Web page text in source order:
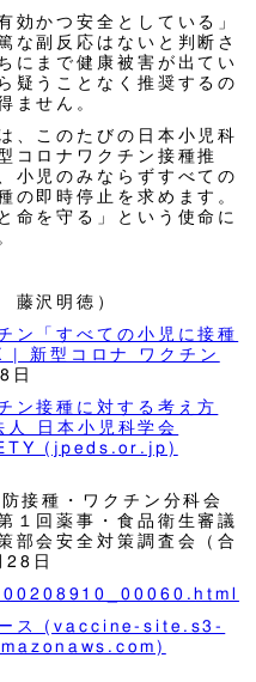
効かつ安全としている」
な副反応はないと判断さ
にまで健康被害が出てい
疑うことなく推奨するの
ません。
、このたびの日本小児科
コロナワクチン接種推
小児のみならずすべての
の即時停止を求めます。
命を守る」という使命に
藤沢明徳）
ン「すべての小児に接種
| 新型コロナ ワクチン
日
ン接種に対する考え方
人 日本小児科学会
(jpeds.or.jp)
接種・ワクチン分科会
１回薬事・食品衛生審議
部会安全対策調査会（合
日
ース (vaccine-site.s3-